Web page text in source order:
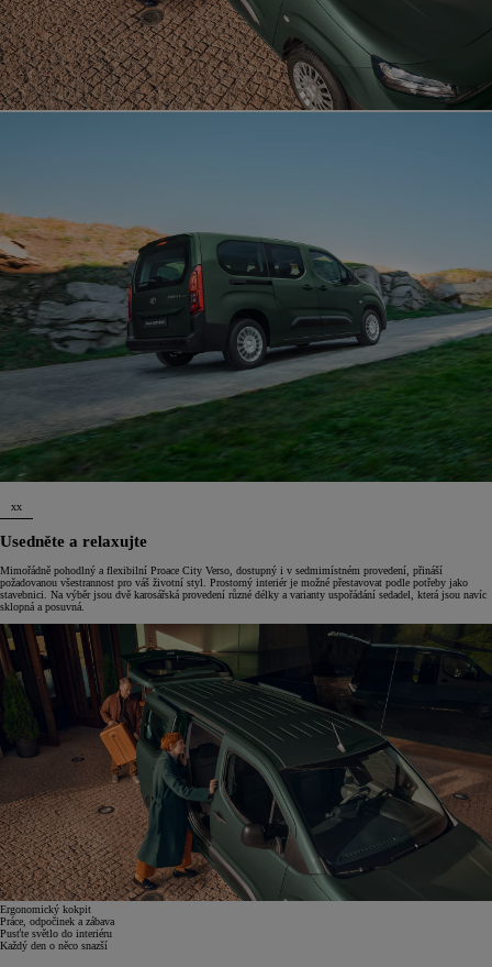
xx
Usedněte a relaxujte
Mimořádně pohodlný a flexibilní Proace City Verso, dostupný i v sedmimístném provedení, přináší
požadovanou všestrannost pro váš životní styl. Prostorný interiér je možné přestavovat podle potřeby jako
stavebnici. Na výběr jsou dvě karosářská provedení různé délky a varianty uspořádání sedadel, která jsou navíc
sklopná a posuvná.
Ergonomický kokpit
Práce, odpočinek a zábava
Pusťte světlo do interiéru
Každý den o něco snazší